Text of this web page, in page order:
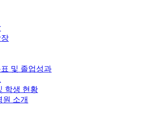
및 졸업성과
학생 현황
원 소개